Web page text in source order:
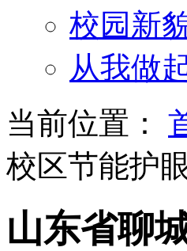
校园新
从我做
当前位置：
校区节能护
山东省聊